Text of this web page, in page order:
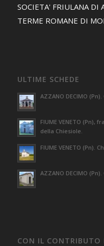
SOCIETA' FRIULANA DI
TERME ROMANE DI
ULTIME SCHEDE
AZZANO DECIMO
FIUME VENETO (Pn),
della Chiesiole.
FIUME VENETO (Pn).
AZZANO DECIMO
CON IL CONTRIBUTO